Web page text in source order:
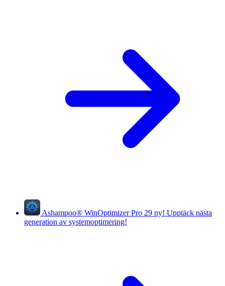
Ashampoo® WinOptimizer Pro 29 ny! Upptäck nästa
generation av systemoptimering!